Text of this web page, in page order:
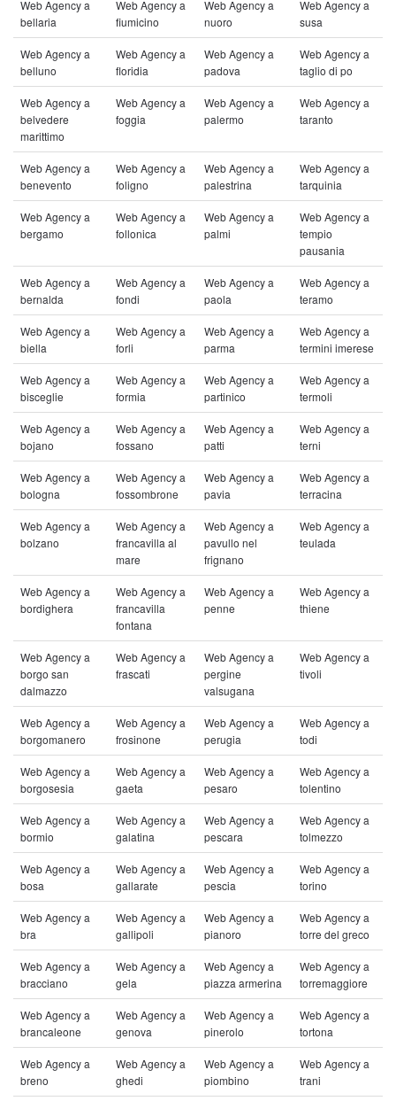
Web Agency a
bellaria
Web Agency a
fiumicino
Web Agency a
nuoro
Web Agency a
susa
Web Agency a
belluno
Web Agency a
floridia
Web Agency a
padova
Web Agency a
taglio di po
Web Agency a
belvedere
marittimo
Web Agency a
foggia
Web Agency a
palermo
Web Agency a
taranto
Web Agency a
benevento
Web Agency a
foligno
Web Agency a
palestrina
Web Agency a
tarquinia
Web Agency a
bergamo
Web Agency a
follonica
Web Agency a
palmi
Web Agency a
tempio
pausania
Web Agency a
bernalda
Web Agency a
fondi
Web Agency a
paola
Web Agency a
teramo
Web Agency a
biella
Web Agency a
forli
Web Agency a
parma
Web Agency a
termini imerese
Web Agency a
bisceglie
Web Agency a
formia
Web Agency a
partinico
Web Agency a
termoli
Web Agency a
bojano
Web Agency a
fossano
Web Agency a
patti
Web Agency a
terni
Web Agency a
bologna
Web Agency a
fossombrone
Web Agency a
pavia
Web Agency a
terracina
Web Agency a
bolzano
Web Agency a
francavilla al
mare
Web Agency a
pavullo nel
frignano
Web Agency a
teulada
Web Agency a
bordighera
Web Agency a
francavilla
fontana
Web Agency a
penne
Web Agency a
thiene
Web Agency a
borgo san
dalmazzo
Web Agency a
frascati
Web Agency a
pergine
valsugana
Web Agency a
tivoli
Web Agency a
borgomanero
Web Agency a
frosinone
Web Agency a
perugia
Web Agency a
todi
Web Agency a
borgosesia
Web Agency a
gaeta
Web Agency a
pesaro
Web Agency a
tolentino
Web Agency a
bormio
Web Agency a
galatina
Web Agency a
pescara
Web Agency a
tolmezzo
Web Agency a
bosa
Web Agency a
gallarate
Web Agency a
pescia
Web Agency a
torino
Web Agency a
bra
Web Agency a
gallipoli
Web Agency a
pianoro
Web Agency a
torre del greco
Web Agency a
bracciano
Web Agency a
gela
Web Agency a
piazza armerina
Web Agency a
torremaggiore
Web Agency a
brancaleone
Web Agency a
genova
Web Agency a
pinerolo
Web Agency a
tortona
Web Agency a
breno
Web Agency a
ghedi
Web Agency a
piombino
Web Agency a
trani